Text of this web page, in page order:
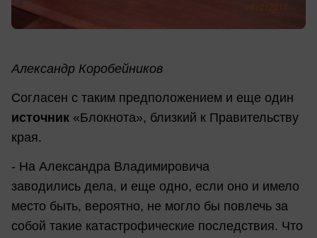
Александр Коробейников
Согласен с таким предположением и еще один
источник «Блокнота», близкий к Правительству
края.
- На Александра Владимировича
заводились дела, и еще одно, если оно и имело
место быть, вероятно, не могло бы повлечь за
собой такие катастрофические последствия. Что